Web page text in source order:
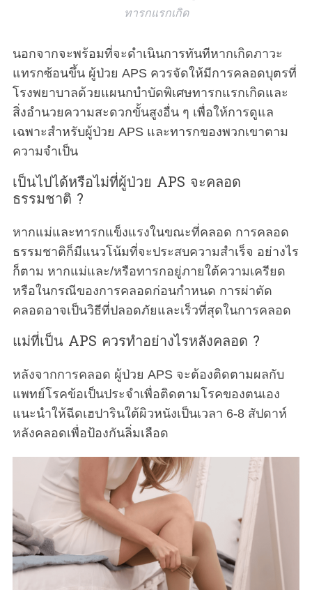
ทารกแรกเกิด
นอกจากจะพร้อมที่จะดำเนินการทันทีหากเกิดภาวะ
แทรกซ้อนขึ้น ผู้ป่วย APS ควรจัดให้มีการคลอดบุตรที่
โรงพยาบาลด้วยแผนกบำบัดพิเศษทารกแรกเกิดและ
สิ่งอำนวยความสะดวกขั้นสูงอื่น ๆ เพื่อให้การดูแล
เฉพาะสำหรับผู้ป่วย APS และทารกของพวกเขาตาม
ความจำเป็น
เป็นไปได้หรือไม่ที่ผู้ป่วย APS จะคลอด
ธรรมชาติ ?
หากแม่และทารกแข็งแรงในขณะที่คลอด การคลอด
ธรรมชาติก็มีแนวโน้มที่จะประสบความสำเร็จ อย่างไร
ก็ตาม หากแม่และ/หรือทารกอยู่ภายใต้ความเครียด
หรือในกรณีของการคลอดก่อนกำหนด การผ่าตัด
คลอดอาจเป็นวิธีที่ปลอดภัยและเร็วที่สุดในการคลอด
แม่ที่เป็น APS ควรทำอย่างไรหลังคลอด ?
หลังจากการคลอด ผู้ป่วย APS จะต้องติดตามผลกับ
แพทย์โรคข้อเป็นประจำเพื่อติดตามโรคของตนเอง
แนะนำให้ฉีดเฮปารินใต้ผิวหนังเป็นเวลา 6-8 สัปดาห์
หลังคลอดเพื่อป้องกันลิ่มเลือด